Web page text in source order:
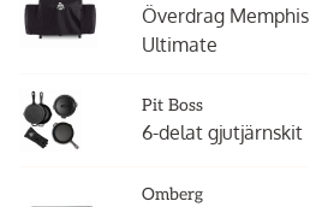
Överdrag Memphis
Ultimate
Pit Boss
6-delat gjutjärnskit
Omberg